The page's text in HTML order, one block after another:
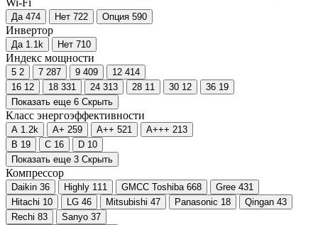
Да 474 Нет 722 Опция 590
Инвертор
Да 1.1 k Нет 710
Индекс мощности
5 2 7 287 9 409 12 414
16 12 18 331 24 313 28 11 30 12 36 19
Показать еще 6 Скрыть
Класс энергоэффективности
A 1.2k A+ 259 A++ 521 A+++ 213
B 19 C 16 D 10
Показать еще 3 Скрыть
Компрессор
Daikin 36 Highly 111 GMCC Toshiba 668 Gree 431
Hitachi 10 LG 46 Mitsubishi 47 Panasonic 18 Qingan 43
Rechi 83 Sanyo 37